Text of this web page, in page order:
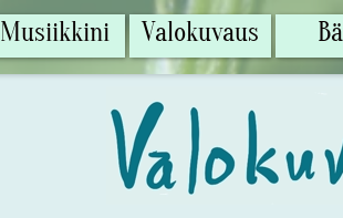
Musiikkini Valokuvaus